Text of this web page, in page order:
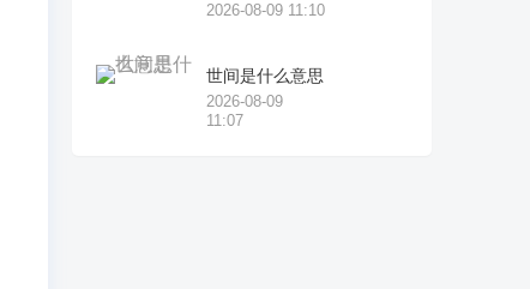
2026-08-09 11:10
世间是什么意思
2026-08-09
11:07